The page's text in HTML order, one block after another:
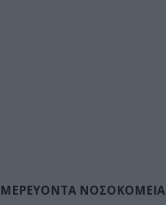
ΝΟΣΟΚΟΜΕΙΑ